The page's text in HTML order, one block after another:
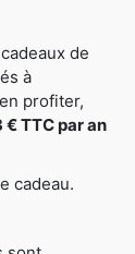
de
à
profiter,
TTC par an
cadeau.